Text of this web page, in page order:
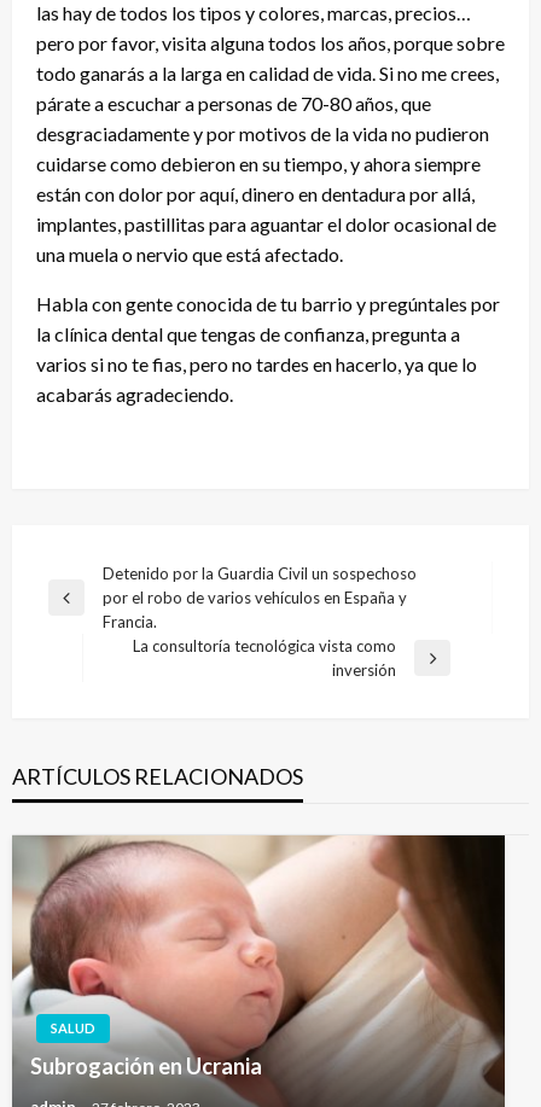
las hay de todos los tipos y colores, marcas, precios…
pero por favor, visita alguna todos los años, porque sobre
todo ganarás a la larga en calidad de vida. Si no me crees,
párate a escuchar a personas de 70-80 años, que
desgraciadamente y por motivos de la vida no pudieron
cuidarse como debieron en su tiempo, y ahora siempre
están con dolor por aquí, dinero en dentadura por allá,
implantes, pastillitas para aguantar el dolor ocasional de
una muela o nervio que está afectado.
Habla con gente conocida de tu barrio y pregúntales por
la clínica dental que tengas de confianza, pregunta a
varios si no te fias, pero no tardes en hacerlo, ya que lo
acabarás agradeciendo.
Navegación
de
entradas
Entrada
anterior
Detenido por la Guardia Civil un sospechoso
por el robo de varios vehículos en España y
Francia.
La consultoría tecnológica vista como
inversión
ARTÍCULOS RELACIONADOS
SALUD
Subrogación en Ucrania